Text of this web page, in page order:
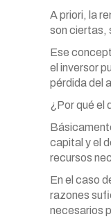
A priori, la
son ciertas,
Ese
el inversor
pérdida del
¿Por qué el
capital y el
recursos
En el caso
razones
necesarios